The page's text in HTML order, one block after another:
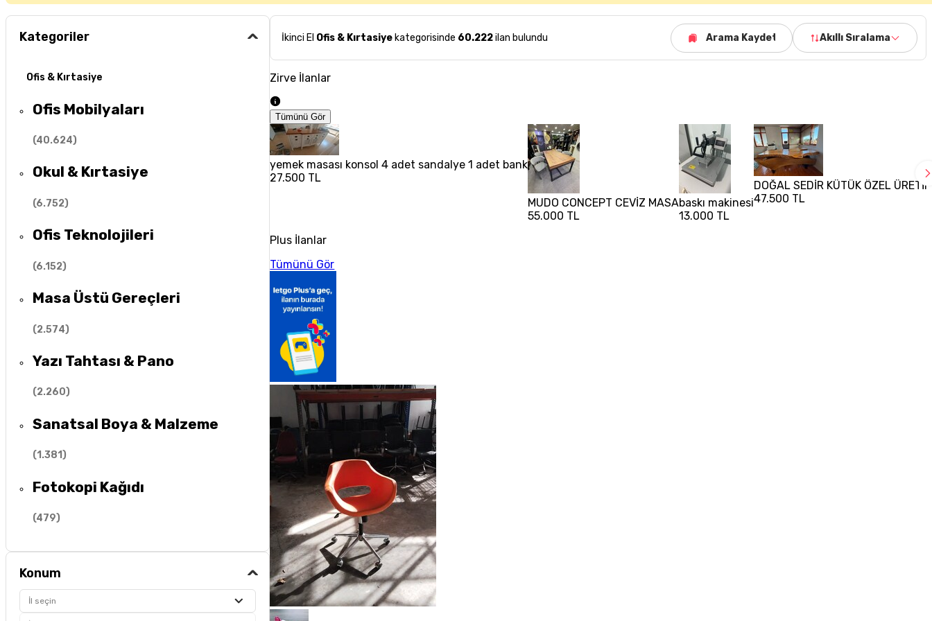
Kategoriler
Ofis & Kırtasiye
Ofis Mobilyaları
(40.624)
Okul & Kırtasiye
(6.752)
Ofis Teknolojileri
(6.152)
Masa Üstü Gereçleri
(2.574)
Yazı Tahtası & Pano
(2.260)
Sanatsal Boya & Malzeme
(1.381)
Fotokopi Kağıdı
(479)
Konum
İl seçin
İkinci El Ofis & Kırtasiye kategorisinde 60.222ilan bulundu Arama Kaydet Akıllı Sıralama
Zirve İlanlar
Tümünü Gör
yemek masası konsol 4 adet sandalye 1 adet bank
27.500 TL
MUDO CONCEPT CEVİZ MASA
55.000 TL
baskı makinesi
13.000 TL
DOĞAL SEDİR KÜTÜK ÖZEL
47.500 TL
Plus İlanlar
Tümünü Gör